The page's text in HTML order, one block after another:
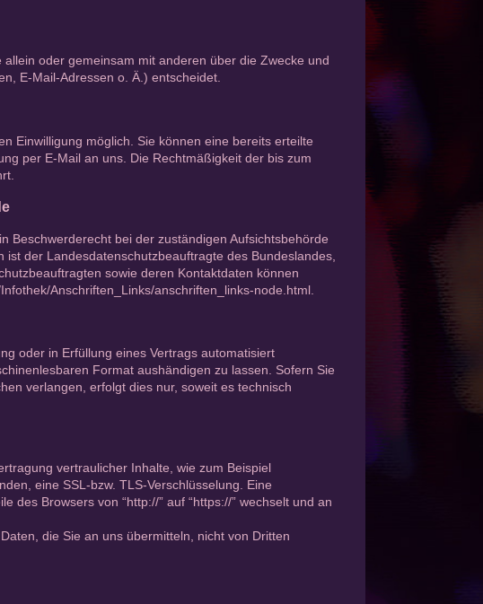
oder gemeinsam mit anderen über die Zwecke und
E-Mail-Adressen o. Ä.) entscheidet.
Einwilligung möglich. Sie können eine bereits erteilte
per E-Mail an uns. Die Rechtmäßigkeit der bis zum
Beschwerderecht bei der zuständigen Aufsichtsbehörde
der Landesdatenschutzbeauftragte des Bundeslandes,
sowie deren Kontaktdaten können
Anschriften_Links/anschriften_links-node.html.
oder in Erfüllung eines Vertrags automatisiert
Format aushändigen zu lassen. Sofern Sie
verlangen, erfolgt dies nur, soweit es technisch
vertraulicher Inhalte, wie zum Beispiel
eine SSL-bzw. TLS-Verschlüsselung. Eine
des Browsers von “http://” auf “https://” wechselt und an
die Sie an uns übermitteln, nicht von Dritten